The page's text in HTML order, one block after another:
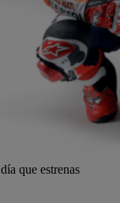
que estrenas